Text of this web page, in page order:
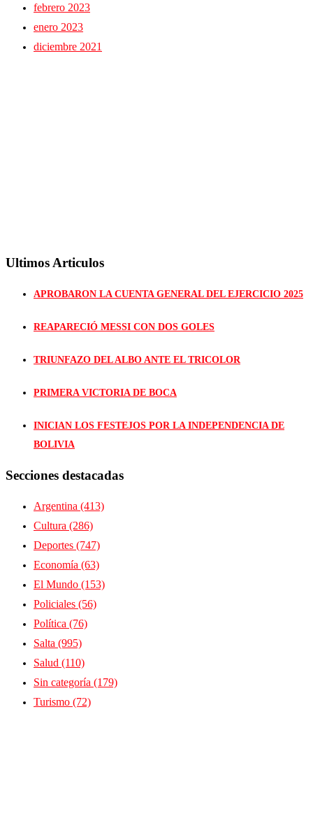
febrero 2023
enero 2023
diciembre 2021
Ultimos Articulos
APROBARON LA CUENTA GENERAL DEL EJERCICIO 2025
REAPARECIÓ MESSI CON DOS GOLES
TRIUNFAZO DEL ALBO ANTE EL TRICOLOR
PRIMERA VICTORIA DE BOCA
INICIAN LOS FESTEJOS POR LA INDEPENDENCIA DE
BOLIVIA
Secciones destacadas
Argentina (413)
Cultura (286)
Deportes (747)
Economía (63)
El Mundo (153)
Policiales (56)
Política (76)
Salta (995)
Salud (110)
Sin categoría (179)
Turismo (72)